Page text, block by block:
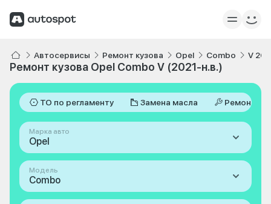
Автосервисы Ремонт кузова Opel Combo V
Ремонт кузова Opel Combo V (2021-н.в.)
ТО по регламенту Замена масла Ремонт
Марка авто
Opel
Модель
Combo